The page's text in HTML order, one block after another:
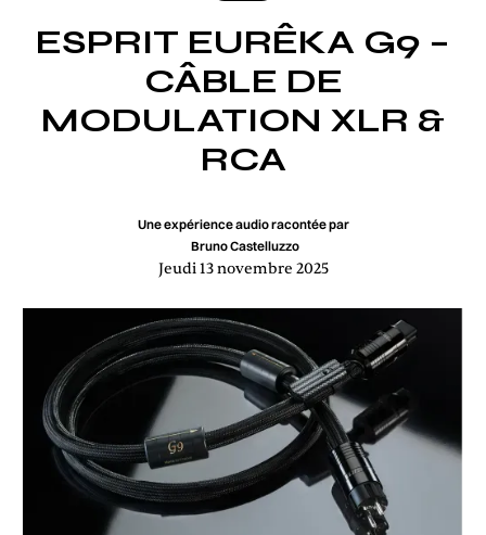
ESPRIT EURÊKA G9 –
CÂBLE DE
MODULATION XLR &
RCA
Une expérience audio racontée par
Bruno Castelluzzo
Jeudi 13 novembre 2025